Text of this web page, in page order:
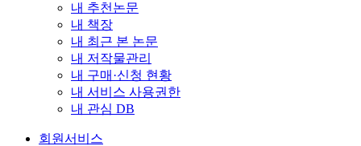
내 추천논문
내 책장
내 최근 본 논문
내 저작물관리
내 구매·신청 현황
내 서비스 사용권한
내 관심 DB
회원서비스